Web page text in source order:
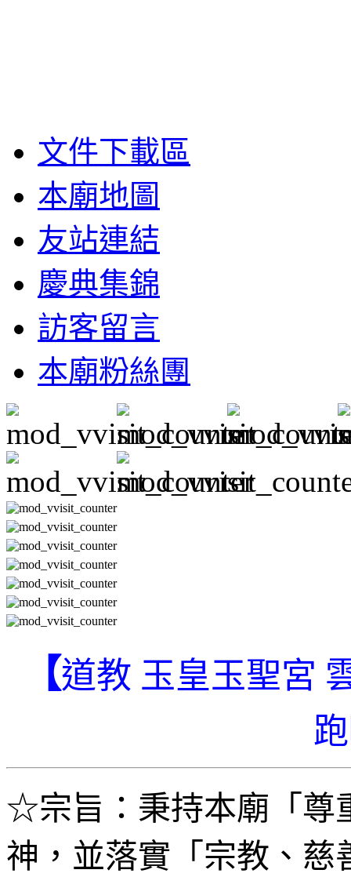
文件下載區
本廟地圖
友站連結
慶典集錦
訪客留言
本廟粉絲團
【道教 玉皇玉聖宮
☆宗旨：秉持本廟「尊
神，並落實「宗教、慈